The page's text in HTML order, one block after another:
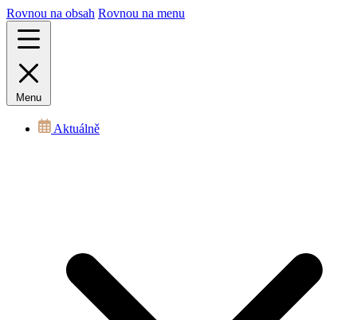
Rovnou na obsah Rovnou na menu
Menu
Aktuálně